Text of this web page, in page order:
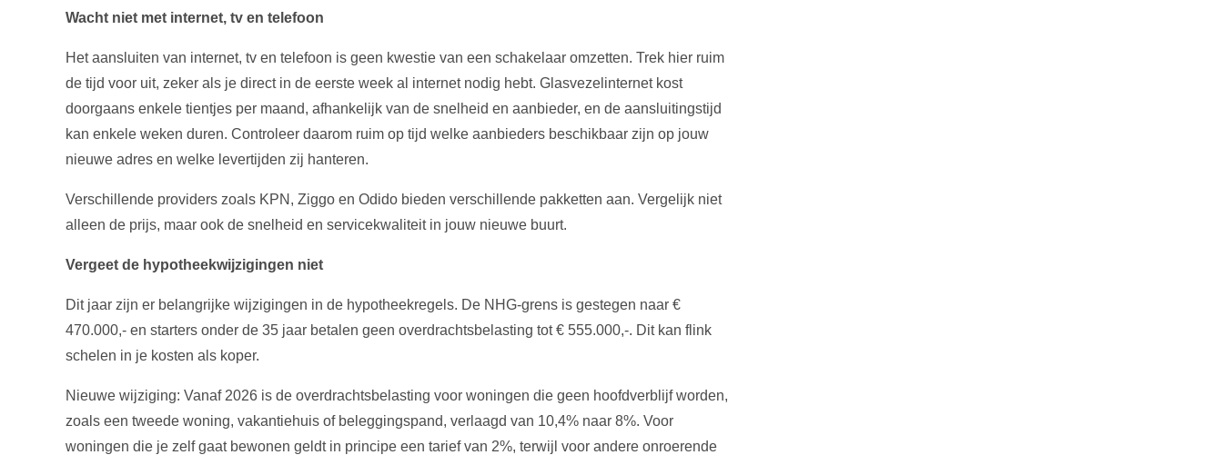
Wacht niet met internet, tv en telefoon
Het aansluiten van internet, tv en telefoon is geen kwestie van een schakelaar omzetten. Trek hier ruim
de tijd voor uit, zeker als je direct in de eerste week al internet nodig hebt. Glasvezelinternet kost
doorgaans enkele tientjes per maand, afhankelijk van de snelheid en aanbieder, en de aansluitingstijd
kan enkele weken duren. Controleer daarom ruim op tijd welke aanbieders beschikbaar zijn op jouw
nieuwe adres en welke levertijden zij hanteren.
Verschillende providers zoals KPN, Ziggo en Odido bieden verschillende pakketten aan. Vergelijk niet
alleen de prijs, maar ook de snelheid en servicekwaliteit in jouw nieuwe buurt.
Vergeet de hypotheekwijzigingen niet
Dit jaar zijn er belangrijke wijzigingen in de hypotheekregels. De NHG-grens is gestegen naar €
470.000,- en starters onder de 35 jaar betalen geen overdrachtsbelasting tot € 555.000,-. Dit kan flink
schelen in je kosten als koper.
Nieuwe wijziging: Vanaf 2026 is de overdrachtsbelasting voor woningen die geen hoofdverblijf worden,
zoals een tweede woning, vakantiehuis of beleggingspand, verlaagd van 10,4% naar 8%. Voor
woningen die je zelf gaat bewonen geldt in principe een tarief van 2%, terwijl voor andere onroerende